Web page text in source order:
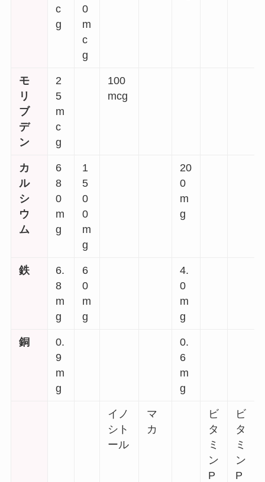
c
g
0
m
c
g
モ
リ
ブ
デ
ン
2
5
m
c
g
100
mcg
カ
ル
シ
ウ
ム
6
8
0
m
g
1
5
0
0
m
g
20
0
m
g
鉄
6.
8
m
g
6
0
m
g
4.
0
m
g
銅
0.
9
m
g
0.
6
m
g
イノ
シト
ール
マ
カ
ビ
タ
ミ
ン
P
ビ
タ
ミ
ン
P